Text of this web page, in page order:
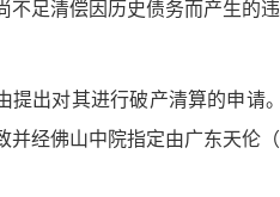
足清偿因历史债务而产生的
出对其进行破产清算的申请
经佛山中院指定由广东天伦